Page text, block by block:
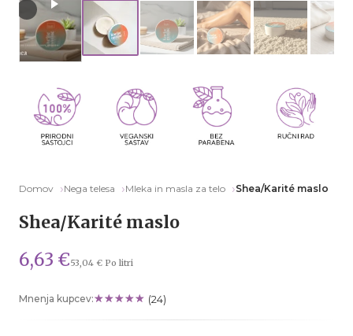
Domov Nega telesa Mleka in masla za telo Shea/Karité maslo
Shea/Karité maslo
6,63 €53,04 € Po litri
Mnenja kupcev: (24)